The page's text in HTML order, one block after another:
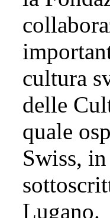
cultura
delle
quale
Swiss,
Lugano.